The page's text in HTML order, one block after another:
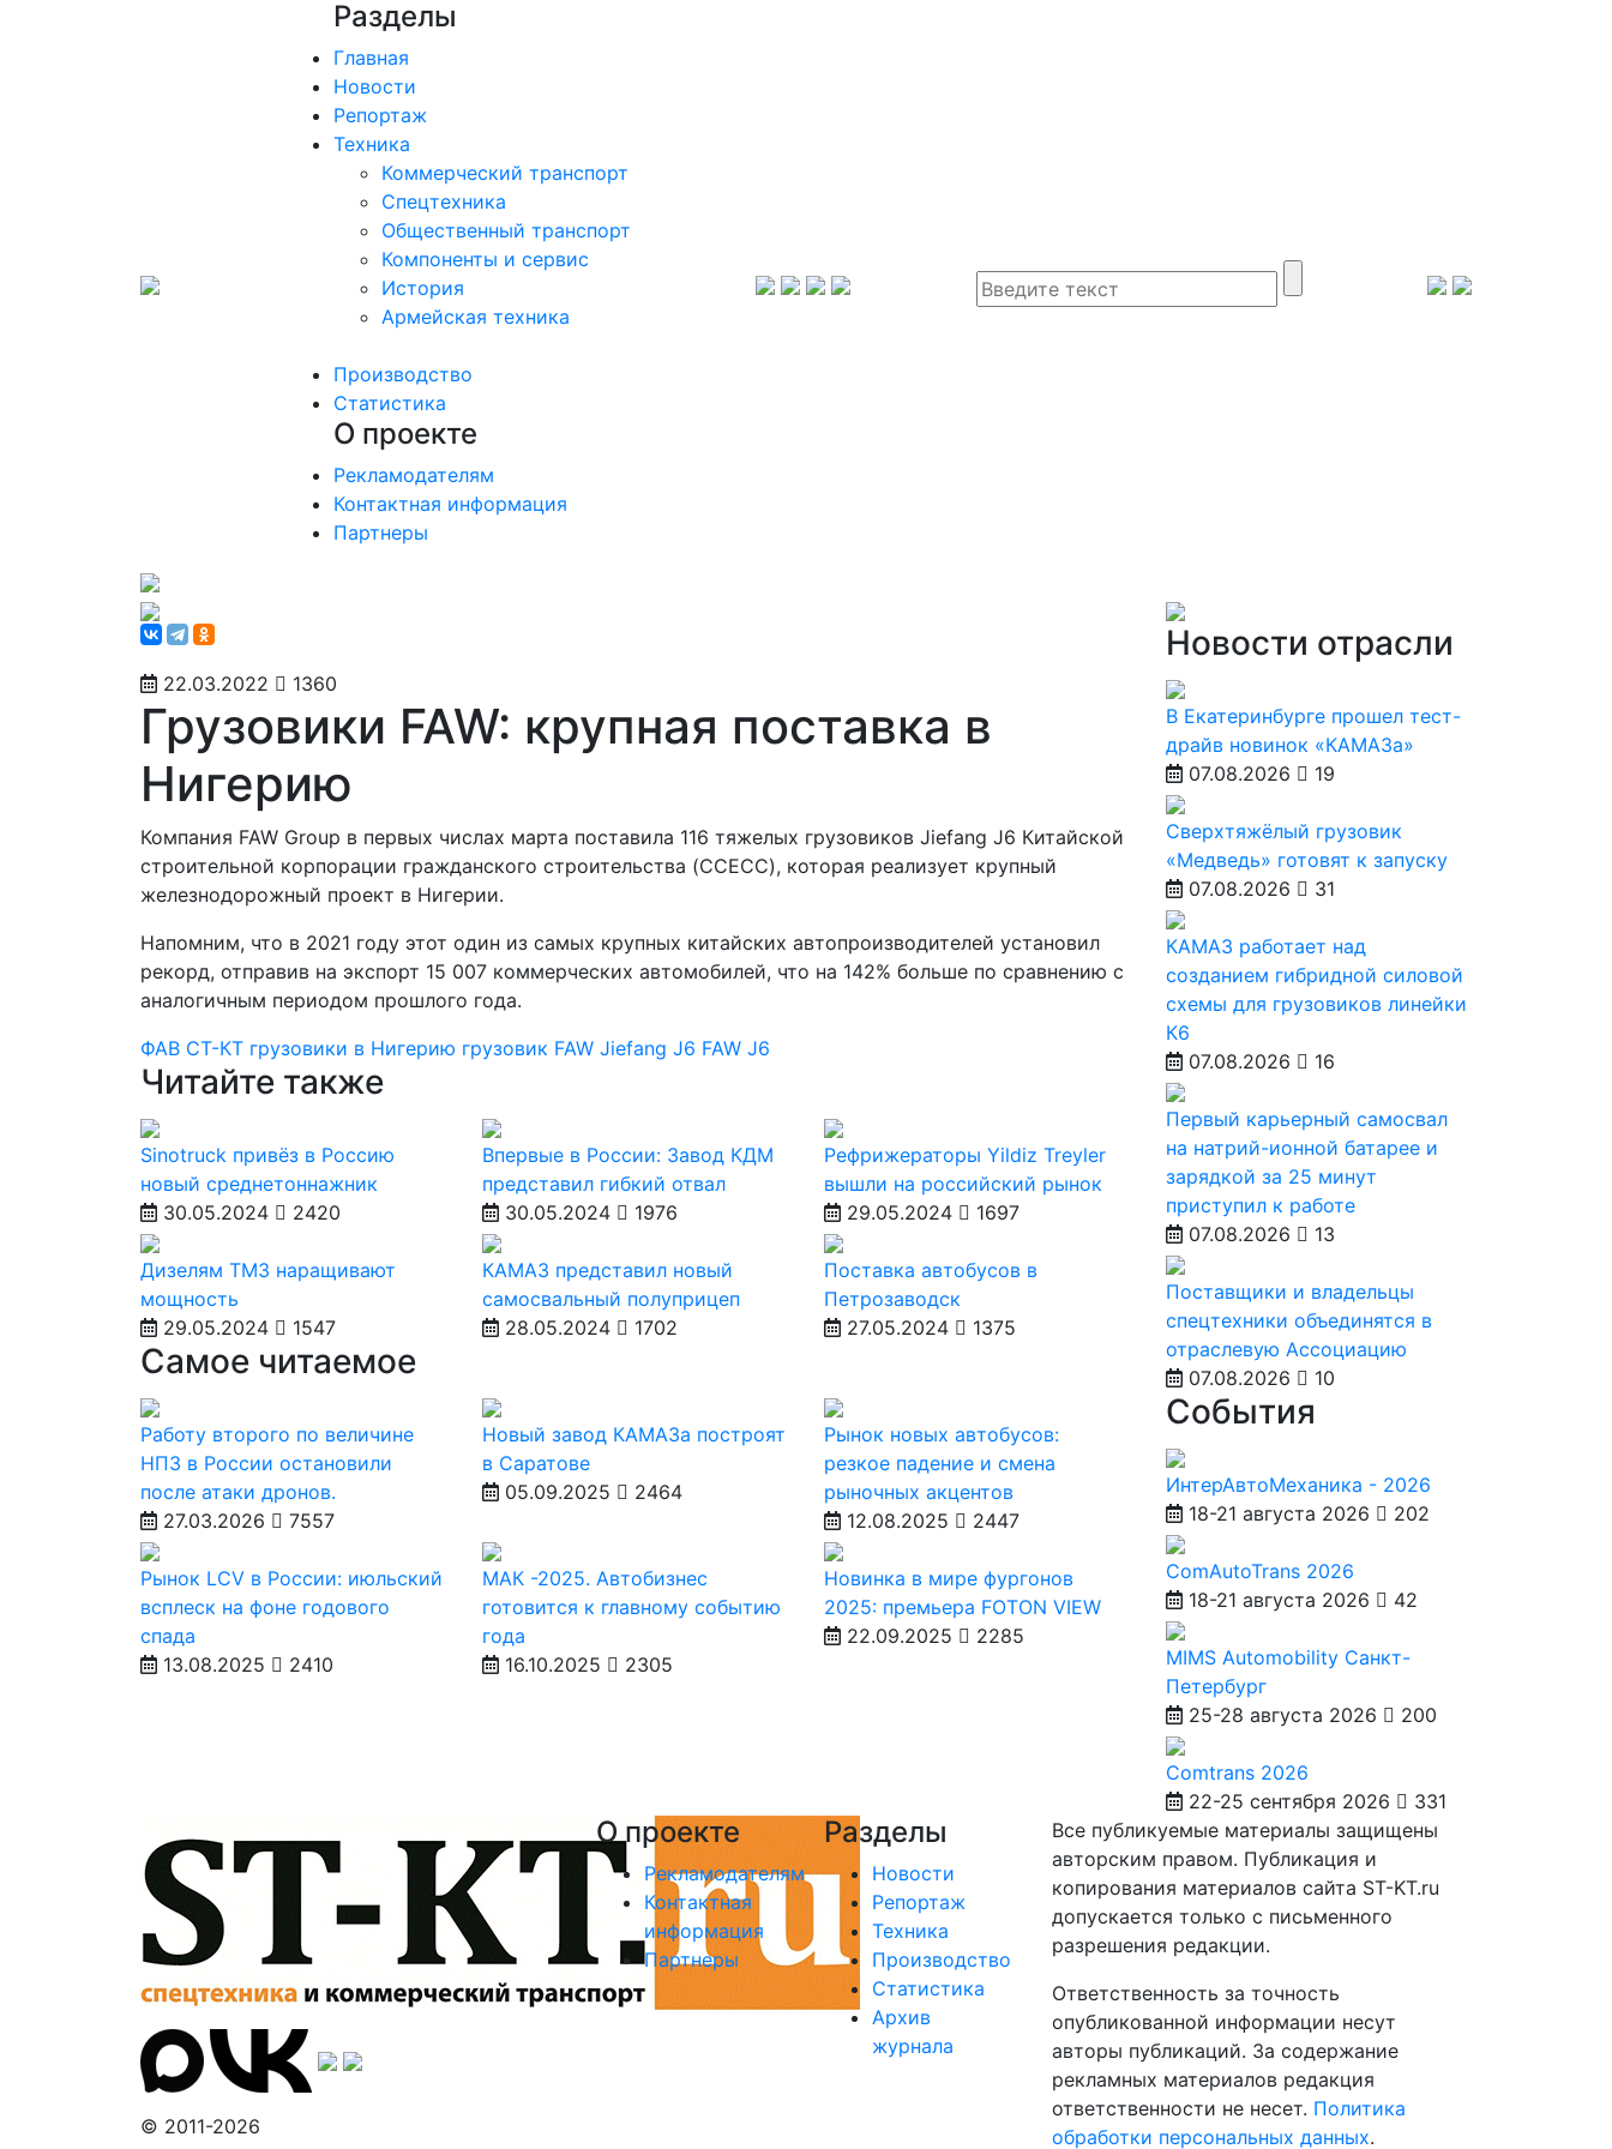
Разделы
Главная
Новости
Репортаж
Техника
Коммерческий транспорт
Спецтехника
Общественный транспорт
Компоненты и сервис
История
Армейская техника
Производство
Статистика
О проекте
Рекламодателям
Контактная информация
Партнеры
22.03.2022 1360
Грузовики FAW: крупная поставка в
Нигерию
Компания FAW Group в первых числах марта поставила 116 тяжелых грузовиков Jiefang J6 Китайской
строительной корпорации гражданского строительства (CCECC), которая реализует крупный
железнодорожный проект в Нигерии.
Напомним, что в 2021 году этот один из самых крупных китайских автопроизводителей установил
рекорд, отправив на экспорт 15 007 коммерческих автомобилей, что на 142% больше по сравнению с
аналогичным периодом прошлого года.
ФАВ СТ-КТ грузовики в Нигерию грузовик FAW Jiefang J6 FAW J6
Читайте также
Sinotruck привёз в Россию
новый среднетоннажник
30.05.2024
2420
Впервые в России: Завод КДМ
представил гибкий отвал
30.05.2024
1976
Рефрижераторы Yildiz Treyler
вышли на российский рынок
29.05.2024
1697
Дизелям ТМЗ наращивают
мощность
29.05.2024
1547
КАМАЗ представил новый
самосвальный полуприцеп
28.05.2024
1702
Поставка автобусов в
Петрозаводск
27.05.2024
1375
Самое читаемое
Работу второго по величине
НПЗ в России остановили
после атаки дронов.
27.03.2026
7557
Новый завод КАМАЗа построят
в Саратове
05.09.2025
2464
Рынок новых автобусов:
резкое падение и смена
рыночных акцентов
12.08.2025
2447
Рынок LCV в России: июльский
всплеск на фоне годового
спада
13.08.2025
2410
МАК -2025. Автобизнес
готовится к главному событию
года
16.10.2025
2305
Новинка в мире фургонов
2025: премьера FOTON VIEW
22.09.2025
2285
Новости отрасли
В Екатеринбурге прошел тест-
драйв новинок «КАМАЗа»
07.08.2026
19
Сверхтяжёлый грузовик
«Медведь» готовят к запуску
07.08.2026
31
КАМАЗ работает над
созданием гибридной силовой
схемы для грузовиков линейки
К6
07.08.2026
16
Первый карьерный самосвал
на натрий-ионной батарее и
зарядкой за 25 минут
приступил к работе
07.08.2026
13
Поставщики и владельцы
спецтехники объединятся в
отраслевую Ассоциацию
07.08.2026
10
События
ИнтерАвтоМеханика - 2026
18-21 августа 2026
202
ComAutoTrans 2026
18-21 августа 2026
42
MIMS Automobility Санкт-
Петербург
25-28 августа 2026
200
Comtrans 2026
22-25 сентября 2026
331
© 2011-2026
О проекте
Рекламодателям
Контактная
информация
Партнеры
Разделы
Новости
Репортаж
Техника
Производство
Статистика
Архив
журнала
Все публикуемые материалы защищены
авторским правом. Публикация и
копирования материалов сайта ST-KT.ru
допускается только с письменного
разрешения редакции.
Ответственность за точность
опубликованной информации несут
авторы публикаций. За содержание
рекламных материалов редакция
ответственности не несет. Политика
обработки персональных данных.